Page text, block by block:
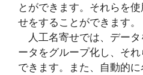
とができます。それらを
せをすることができます。
人工名寄せでは、データ
ータをグループ化し、そ
できます。また、自動的